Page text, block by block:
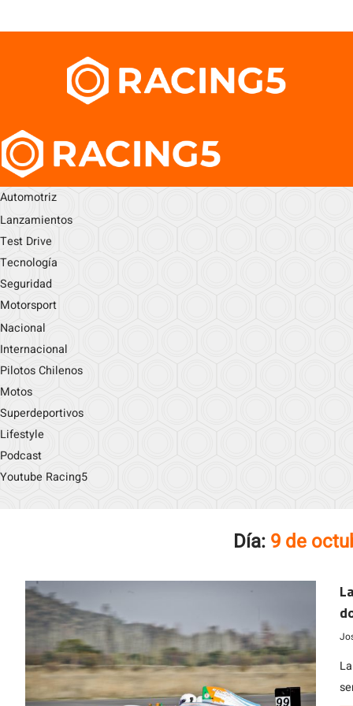
Automotriz
Lanzamientos
Test Drive
Tecnología
Seguridad
Motorsport
Nacional
Internacional
Pilotos Chilenos
Motos
Superdeportivos
Lifestyle
Podcast
Youtube Racing5
Día: 9 de